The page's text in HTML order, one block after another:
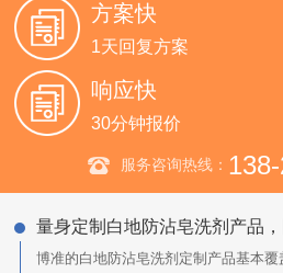
方案快
1天回复方案
响应快
30分钟报价
服务咨询热线：
量身定制白地防沾皂洗剂产品
博准的白地防沾皂洗剂定制产品基本